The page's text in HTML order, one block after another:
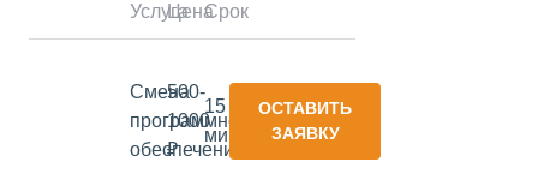
УслугаЦенаСрок
Смена
программного
обеспечения
500-
1000
₽
15
минут
ОСТАВИТЬ
ЗАЯВКУ